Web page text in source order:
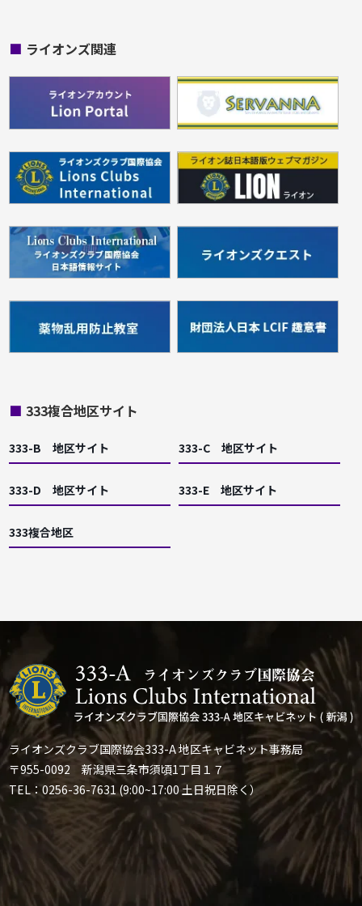
■ ライオンズ関連
■ 333複合地区サイト
333-B 地区サイト 333-C 地区サイト
333-D 地区サイト 333-E 地区サイト
333複合地区
ライオンズクラブ国際協会333-A 地区キャビネット事務局
〒955-0092 新潟県三条市須頃1丁目１７
TEL：0256-36-7631 (9:00~17:00 土日祝日除く）